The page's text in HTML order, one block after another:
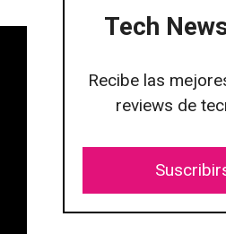
Tech
Recibe las
reviews de